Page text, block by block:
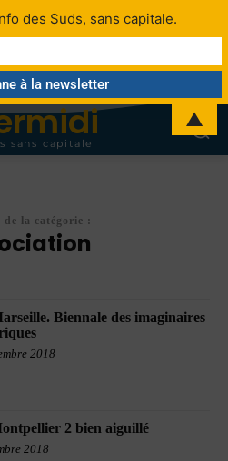
sans capitale
de la catégorie :
Biennale des imaginaires
2018
2 bien aiguillé
2018
des Suds, sans capitale.
▲